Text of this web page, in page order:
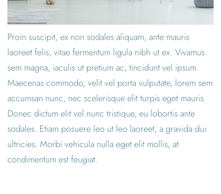
Proin suscipit, ex non sodales aliquam, ante mauris
laoreet felis, vitae fermentum ligula nibh ut ex. Vivamus
sem magna, iaculis ut pretium ac, tincidunt vel ipsum.
Maecenas commodo, velit vel porta vulputate, lorem sem
accumsan nunc, nec scelerisque elit turpis eget mauris.
Donec dictum elit vel nunc tristique, eu lobortis ante
sodales. Etiam posuere leo ut leo laoreet, a gravida dui
ultricies. Morbi vehicula nulla eget elit mollis, at
condimentum est feugiat.